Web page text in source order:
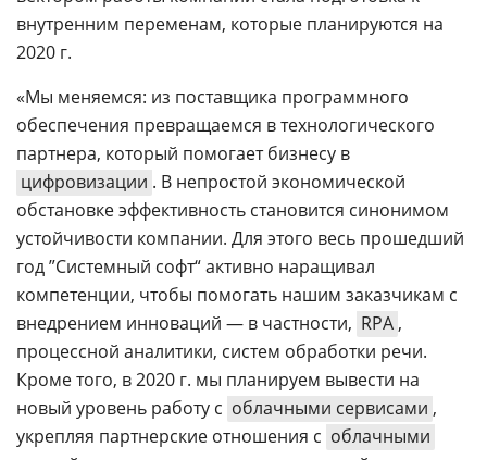
внутренним переменам, которые планируются на
2020 г.
«Мы меняемся: из поставщика программного
обеспечения превращаемся в технологического
партнера, который помогает бизнесу в
цифровизации . В непростой экономической
обстановке эффективность становится синонимом
устойчивости компании. Для этого весь прошедший
год ”Системный софт“ активно наращивал
компетенции, чтобы помогать нашим заказчикам с
внедрением инноваций — в частности, RPA ,
процессной аналитики, систем обработки речи.
Кроме того, в 2020 г. мы планируем вывести на
новый уровень работу с облачными сервисами ,
укрепляя партнерские отношения с облачными